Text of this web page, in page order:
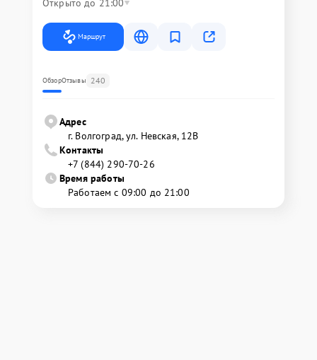
Открыто до 21:00
Маршрут
ОбзорОтзывы 240
Адрес
г. Волгоград, ул. Невская, 12В
Контакты
+7 (844) 290-70-26
Время работы
Работаем с 09:00 до 21:00